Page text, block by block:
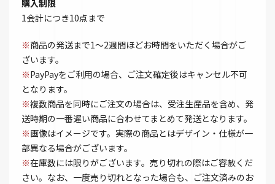
購入制限
1会計につき10点まで
※商品の発送まで1～2週間ほどお時間をいただく場合がご
ざいます。
※PayPayをご利用の場合、ご注文確定後はキャンセル不可
となります。
※複数商品を同時にご注文の場合は、受注生産品を含め、発
送時期の一番遅い商品に合わせてまとめて発送となります。
※画像はイメージです。実際の商品とはデザイン・仕様が一
部異なる場合がございます。
※在庫数には限りがございます。売り切れの際はご容赦くだ
さい。なお、一度売り切れとなった場合も、ご注文済みのお